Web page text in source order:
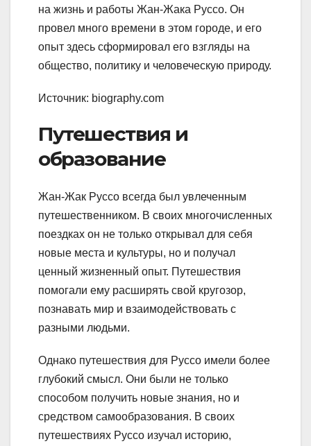
на жизнь и работы Жан-Жака Руссо. Он
провел много времени в этом городе, и его
опыт здесь сформировал его взгляды на
общество, политику и человеческую природу.
Источник: biography.com
Путешествия и
образование
Жан-Жак Руссо всегда был увлеченным
путешественником. В своих многочисленных
поездках он не только открывал для себя
новые места и культуры, но и получал
ценный жизненный опыт. Путешествия
помогали ему расширять свой кругозор,
познавать мир и взаимодействовать с
разными людьми.
Однако путешествия для Руссо имели более
глубокий смысл. Они были не только
способом получить новые знания, но и
средством самообразования. В своих
путешествиях Руссо изучал историю,